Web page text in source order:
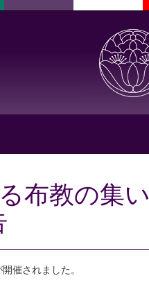
布教の集い
催されました。